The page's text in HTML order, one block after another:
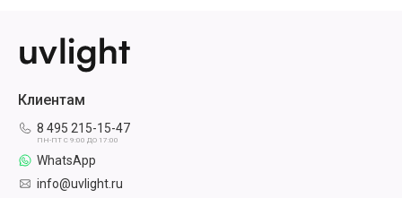
Клиентам
8 495 215-15-47
ПН-ПТ С 9:00 ДО 17:00
WhatsApp
info@uvlight.ru